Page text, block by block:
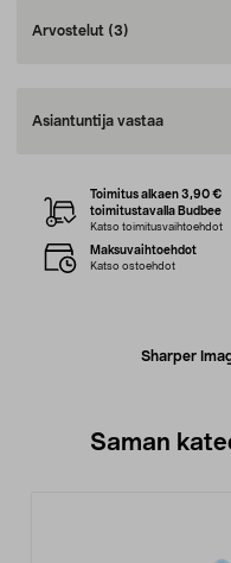
Arvostelut (3)
Asiantuntija vastaa
Sharper
Toimitus alkaen 3,90 €
toimitustavalla Budbee
Katso toimitusvaihtoehdot
Maksuvaihtoehdot
Katso ostoehdot
Saman